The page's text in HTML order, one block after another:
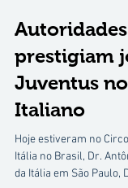
Autoridades
prestigiam
Juventus no
Italiano
Hoje estiveram no